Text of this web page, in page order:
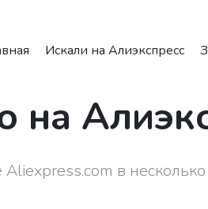
Искали на Алиэкспресс
на
в